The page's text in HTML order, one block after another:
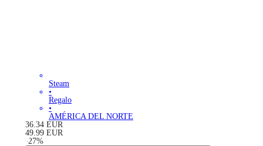
Steam
•
Regalo
•
AMÉRICA DEL NORTE
36.34 EUR
49.99 EUR
-27%